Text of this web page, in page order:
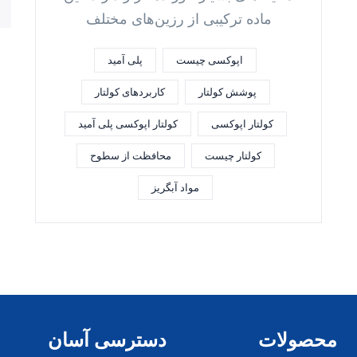
ماده ترکیبی از رزین‌های مختلف
اپوکسی چیست پلی آمید
پوشش کولتار کاربردهای کولتار
کولتار اپوکسی کولتار اپوکسی پلی آمید
کولتار چیست محافظت از سطوح
مواد آبگریز
محصولات دسترسی آسان